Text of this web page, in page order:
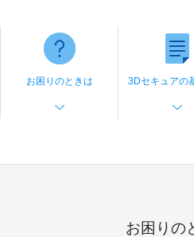
お困りのときは 3Dセキュアの
お困りの